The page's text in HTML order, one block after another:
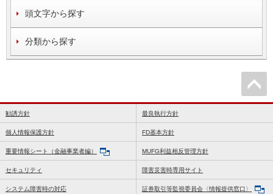
頭文字から探す
分類から探す
勧誘方針 最良執行方針
個人情報保護方針 FD基本方針
重要情報シート（金融事業者編） MUFG利益相反管理方針
セキュリティ 障害災害時専用サイト
システム障害時の対応 証券取引等監視委員会〈情報提供窓口〉